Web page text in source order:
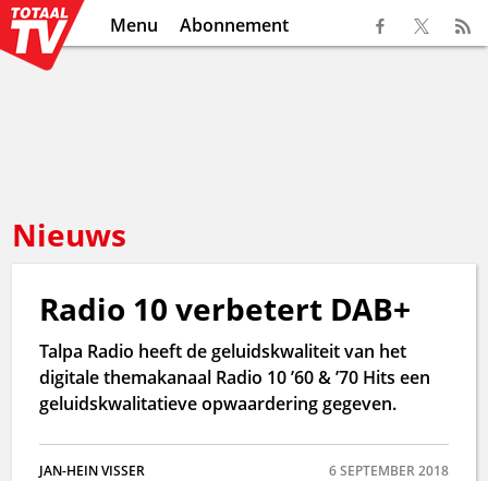
Menu Abonnement
Nieuws
Radio 10 verbetert DAB+
Talpa Radio heeft de geluidskwaliteit van het
digitale themakanaal Radio 10 ’60 & ’70 Hits een
geluidskwalitatieve opwaardering gegeven.
JAN-HEIN VISSER
6 SEPTEMBER 2018